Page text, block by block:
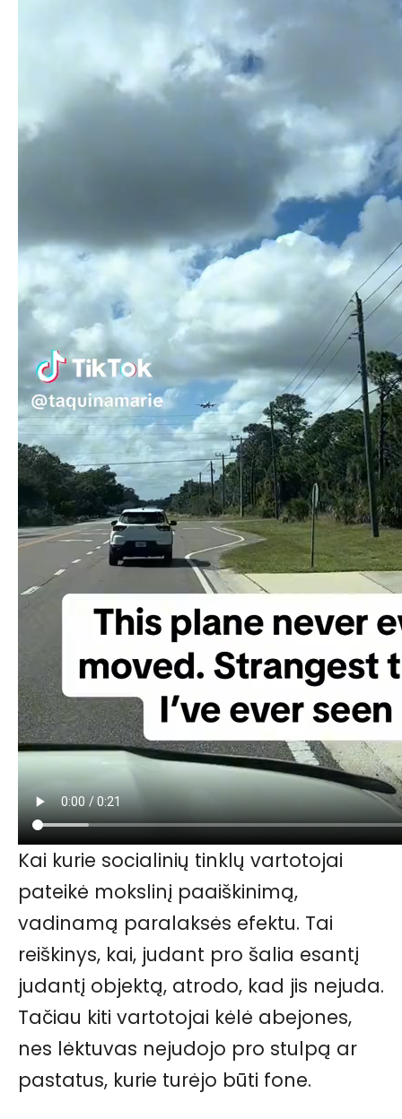
Kai kurie socialinių tinklų vartotojai
pateikė mokslinį paaiškinimą,
vadinamą paralaksės efektu. Tai
reiškinys, kai, judant pro šalia esantį
judantį objektą, atrodo, kad jis nejuda.
Tačiau kiti vartotojai kėlė abejones,
nes lėktuvas nejudojo pro stulpą ar
pastatus, kurie turėjo būti fone.